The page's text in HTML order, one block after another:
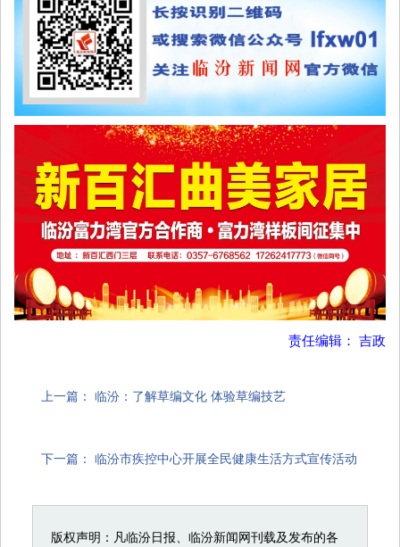
责任编辑： 吉政
上一篇： 临汾：了解草编文化 体验草编技艺
下一篇： 临汾市疾控中心开展全民健康生活方式宣传活动
版权声明：凡临汾日报、临汾新闻网刊载及发布的各